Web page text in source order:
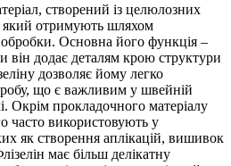
створений із целюлозних
який отримують шляхом
Основна його функція –
він додає деталям крою структури
дозволяє йому легко
що є важливим у швейній
Окрім прокладочного матеріалу
часто використовують у
як створення аплікацій, вишивок
має більш делікатну